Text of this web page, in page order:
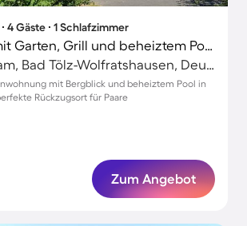
4 Gäste ∙ 1 Schlafzimmer
Apartment mit Garten, Grill und beheiztem Pool | Bergblick
Sachsenkam, Bad Tölz-Wolfratshausen, Deutschland
mit Bergblick und beheiztem Pool in
Rückzugsort für Paare
Zum Angebot